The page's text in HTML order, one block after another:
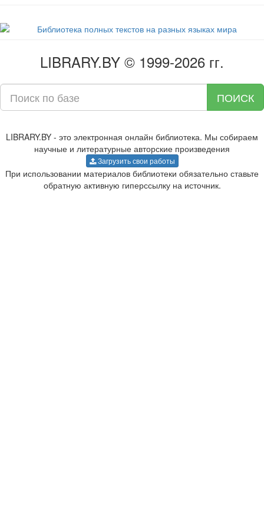
LIBRARY.BY © 1999-2026 гг.
ПОИСК
LIBRARY.BY - это электронная онлайн библиотека. Мы собираем
научные и литературные авторские произведения
Загрузить свои работы
При использовании материалов библиотеки обязательно ставьте
обратную активную гиперссылку на источник.